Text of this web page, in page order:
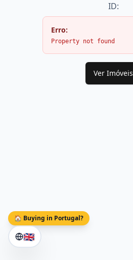
🏠 Buying in Portugal?
🇬🇧
ID:
Erro:
Property not found
Ver Imóveis